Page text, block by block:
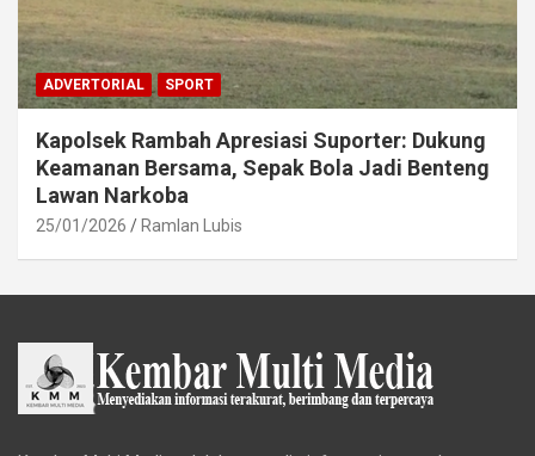
ADVERTORIAL SPORT
Kapolsek Rambah Apresiasi Suporter: Dukung
Keamanan Bersama, Sepak Bola Jadi Benteng
Lawan Narkoba
25/01/2026 Ramlan Lubis